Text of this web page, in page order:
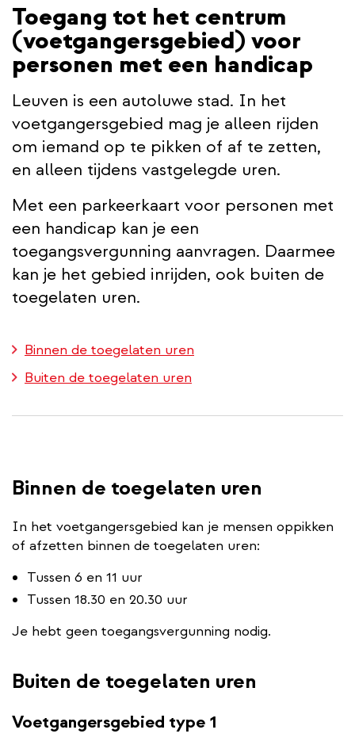
Toegang tot het centrum
(voetgangersgebied) voor
personen met een handicap
Leuven is een autoluwe stad. In het
voetgangersgebied mag je alleen rijden
om iemand op te pikken of af te zetten,
en alleen tijdens vastgelegde uren.
Met een parkeerkaart voor personen met
een handicap kan je een
toegangsvergunning aanvragen. Daarmee
kan je het gebied inrijden, ook buiten de
toegelaten uren.
Binnen de toegelaten uren
Buiten de toegelaten uren
Binnen de toegelaten uren
In het voetgangersgebied kan je mensen oppikken
of afzetten binnen de toegelaten uren:
Tussen 6 en 11 uur
Tussen 18.30 en 20.30 uur
Je hebt geen toegangsvergunning nodig.
Buiten de toegelaten uren
Voetgangersgebied type 1